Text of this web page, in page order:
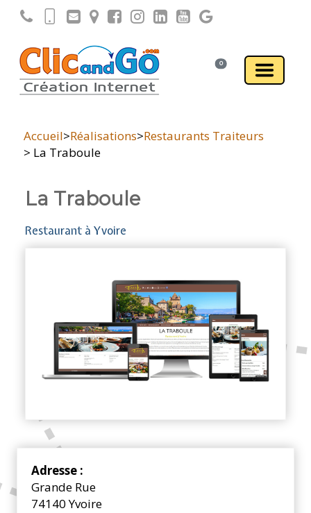
0
Accueil>Réalisations>Restaurants Traiteurs
> La Traboule
La Traboule
Restaurant à Yvoire
Adresse :
Grande Rue
74140 Yvoire